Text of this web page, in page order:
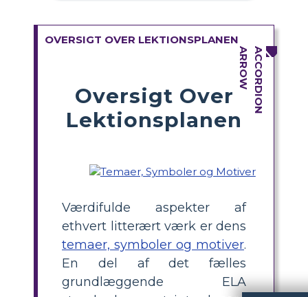
OVERSIGT OVER LEKTIONSPLANEN
Oversigt Over
Lektionsplanen
Værdifulde aspekter af
ethvert litterært værk er dens
temaer, symboler og motiver.
En del af det fælles
grundlæggende ELA